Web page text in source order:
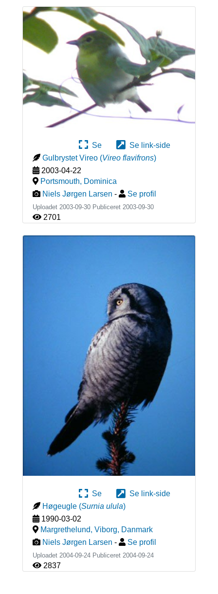
Se
Se link-side
Gulbrystet Vireo (Vireo flavifrons)
2003-04-22
Portsmouth, Dominica
Niels Jørgen Larsen - Se profil
Uploadet 2003-09-30 Publiceret 2003-09-30
2701
Se
Se link-side
Høgeugle (Surnia ulula)
1990-03-02
Margrethelund, Viborg, Danmark
Niels Jørgen Larsen - Se profil
Uploadet 2004-09-24 Publiceret 2004-09-24
2837